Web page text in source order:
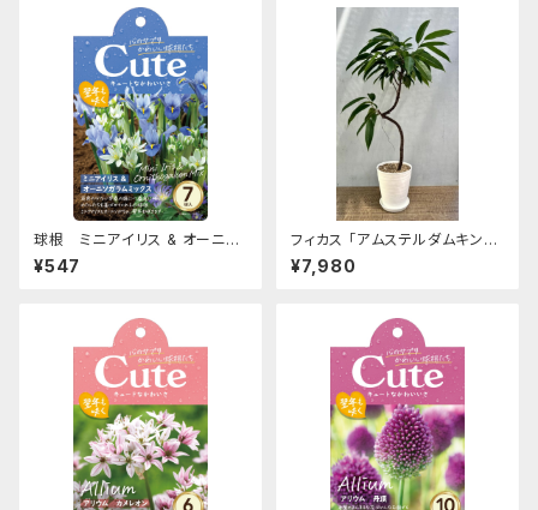
球根 ミニアイリス & オーニソ
ガラム Cuteシリーズ 【ミック
ス】are [サイズ: 7球入り]
¥547
フィカス 「アムステルダムキン
グ」曲がり K-004【送料無料】
[サイズ: 7号鉢]
¥7,980